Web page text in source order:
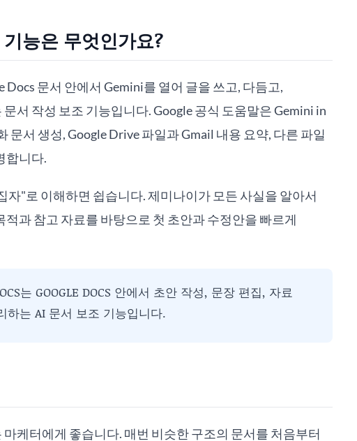
기능은 무엇인가요?
Docs 문서 안에서 Gemini를 열어 글을 쓰고, 다듬고,
서 작성 보조 기능입니다. Google 공식 도움말은 Gemini in
문서 생성, Google Drive 파일과 Gmail 내용 요약, 다른 파일
합니다.
자"로 이해하면 쉽습니다. 제미나이가 모든 사실을 알아서
과 참고 자료를 바탕으로 첫 초안과 수정안을 빠르게
는 GOOGLE DOCS 안에서 초안 작성, 문장 편집, 자료
하는 AI 문서 보조 기능입니다.
케터에게 좋습니다. 매번 비슷한 구조의 문서를 처음부터